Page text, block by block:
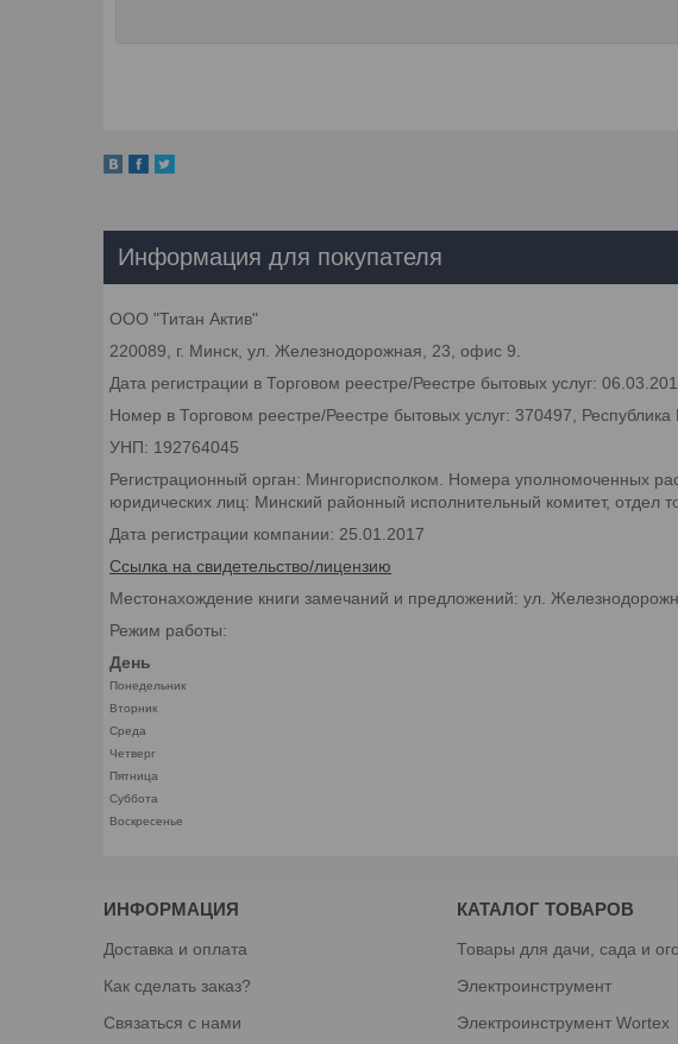
Информация для покупателя
ООО "Титан Актив"
220089, г. Минск, ул. Железнодорожная, 23, офис 9.
Дата регистрации в Торговом реестре/Реестре бытовых услуг:
Номер в Торговом реестре/Реестре бытовых услуг: 370497, Республика
УНП: 192764045
Регистрационный орган: Мингорисполком. Номера уполномоченных
юридических лиц: Минский районный исполнительный комитет, отдел
Дата регистрации компании: 25.01.2017
Ссылка на свидетельство/лицензию
Местонахождение книги замечаний и предложений: ул.
Режим работы:
День
Понедельник
Вторник
Среда
Четверг
Пятница
Суббота
Воскресенье
ИНФОРМАЦИЯ
Доставка и оплата
Как сделать заказ?
Связаться с нами
КАТАЛОГ ТОВАРОВ
Товары для дачи, сада и
Электроинструмент
Электроинструмент Wortex